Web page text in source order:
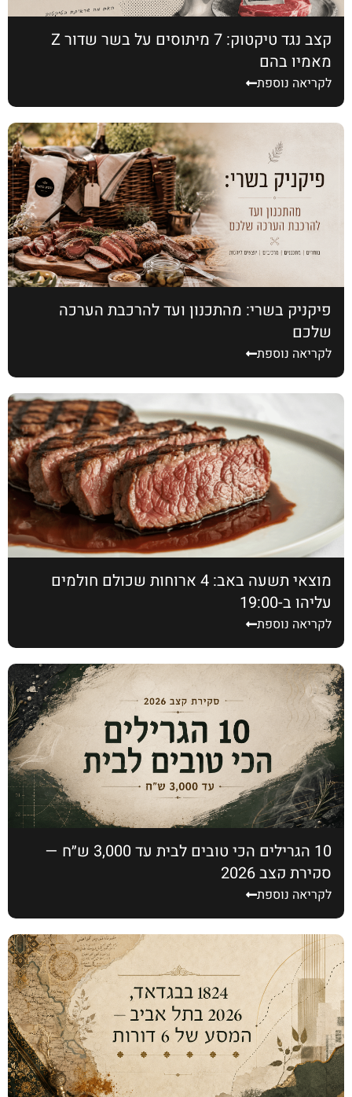
קצב נגד טיקטוק: 7 מיתוסים על בשר שדור Z
מאמין בהם
לקריאה נוספת
פיקניק בשרי: מהתכנון ועד להרכבת הערכה
שלכם
לקריאה נוספת
מוצאי תשעה באב: 4 ארוחות שכולם חולמים
עליהן ב-19:00
לקריאה נוספת
10 הגרילים הכי טובים לבית עד 3,000 ש״ח —
סקירת קצב 2026
לקריאה נוספת